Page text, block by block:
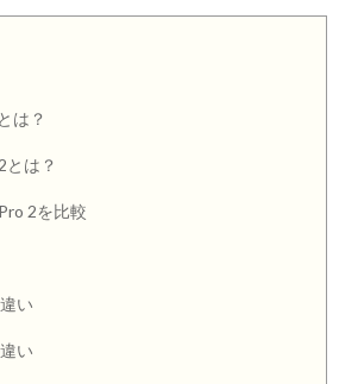
は？
とは？
2を比較
い
い